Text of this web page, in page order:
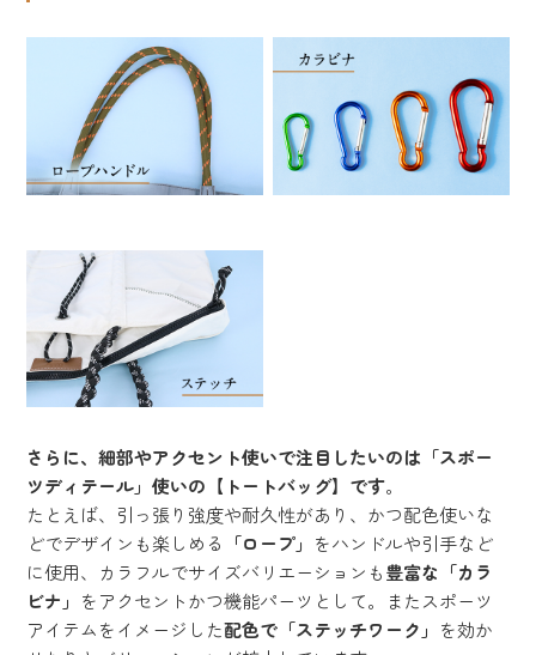
さらに、細部やアクセント使いで注目したいのは「スポー
ツディテール」使いの【トートバッグ】です。
たとえば、引っ張り強度や耐久性があり、かつ配色使いな
どでデザインも楽しめる
「ロープ」 をハンドルや引手など
に使用、カラフルでサイズバリエーションも豊富な「カラ
ビナ」 をアクセントかつ機能パーツとして。またスポーツ
アイテムをイメージした配色で「ステッチワーク」 を効か